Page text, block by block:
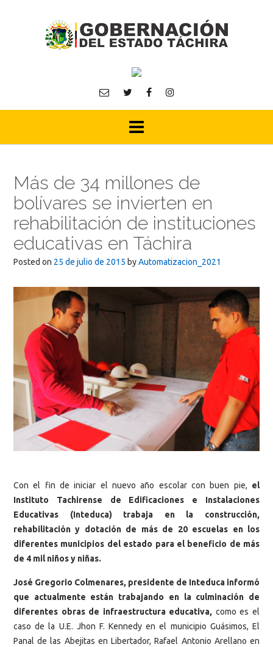
Más de 34 millones de
bolívares se invierten en
rehabilitación de instituciones
educativas en Táchira
Posted on 25 de julio de 2015 byAutomatizacion_2021
Con el fin de iniciar el nuevo año escolar con buen pie, el
Instituto Tachirense de Edificaciones e Instalaciones
Educativas (Inteduca) trabaja en la construcción,
rehabilitación y dotación de más de 20 escuelas en los
diferentes municipios del estado para el beneficio de más
de 4 mil niños y niñas.
José Gregorio Colmenares, presidente de Inteduca informó
que actualmente están trabajando en la culminación de
diferentes obras de infraestructura educativa, como es el
caso de la U.E. Jhon F. Kennedy en el municipio Guásimos, El
Panal de las Abejitas en Libertador, Rafael Antonio Arellano en